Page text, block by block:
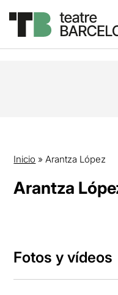
Inicio »Arantza López
Arantza
Fotos y vídeos